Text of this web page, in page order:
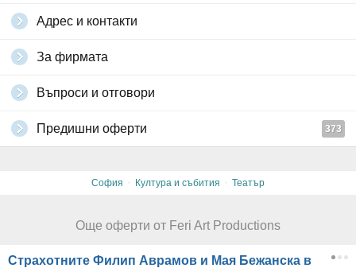
Адрес и контакти
За фирмата
Въпроси и отговори
Предишни оферти 373
София · Култура и събития · Театър
Още оферти от Feri Art Productions
Страхотните Филип Аврамов и Мая Бежанска в